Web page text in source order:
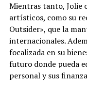
Mientras tanto, Jolie
artísticos, como su
Outsider», que la
internacionales.
focalizada en su
futuro donde pueda
personal y sus